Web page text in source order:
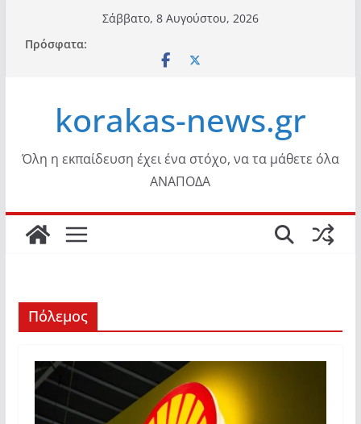
περιεχόμενο
Σάββατο, 8 Αυγούστου, 2026
Πρόσφατα:
korakas-news.gr
Όλη η εκπαίδευση έχει ένα στόχο, να τα μάθετε όλα
ΑΝΑΠΟΔΑ
Πόλεμος